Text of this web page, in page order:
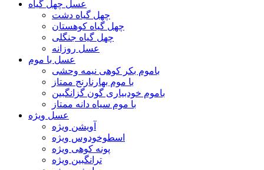
عسل چهل گیاه
چهل گیاه دشت
چهل گیاه کوهستان
چهل گیاه جنگلی
عسل روزانه
عسل با موم
باموم بکر کوهی نیمه وحشی
با موم بهارنارنج ممتاز
باموم خودبیاری گون گزانگبین
با موم سیاه دانه ممتاز
عسل ویژه
آویشن ویژه
اسطوخودوس ویژه
پونه کوهی ویژه
ترانگبین ویژه